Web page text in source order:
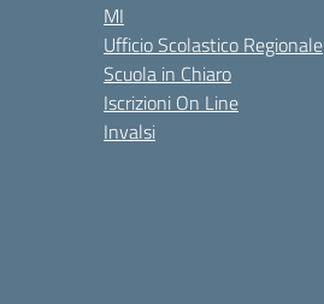
MI
Ufficio Scolastico Regionale
Scuola in Chiaro
Iscrizioni On Line
Invalsi